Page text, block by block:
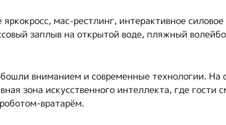
мас-рестлинг, интерактивное
заплыв на открытой воде, пляжный
вниманием и современные технологии. На
зона искусственного интеллекта, где гости
вратарём.